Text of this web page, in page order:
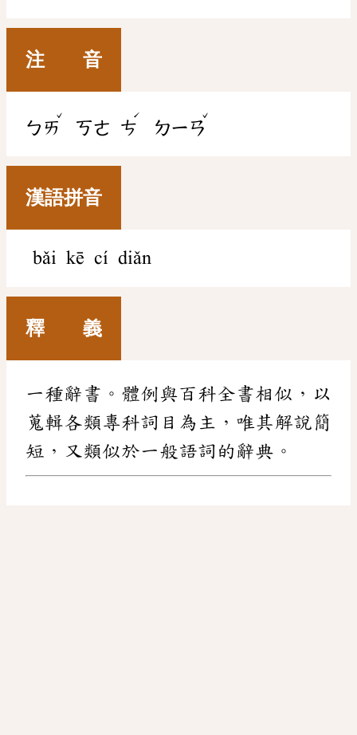
注 音
ㄅㄞ
ˇ
ㄎㄜ ㄘ
ˊ
ㄉㄧㄢ
ˇ
漢語拼音
bǎi kē cí diǎn
釋 義
一種辭書。體例與百科全書相似，以
蒐輯各類專科詞目為主，唯其解說簡
短，又類似於一般語詞的辭典。